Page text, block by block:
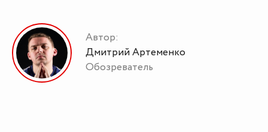
Автор:
Дмитрий Артеменко
Обозреватель